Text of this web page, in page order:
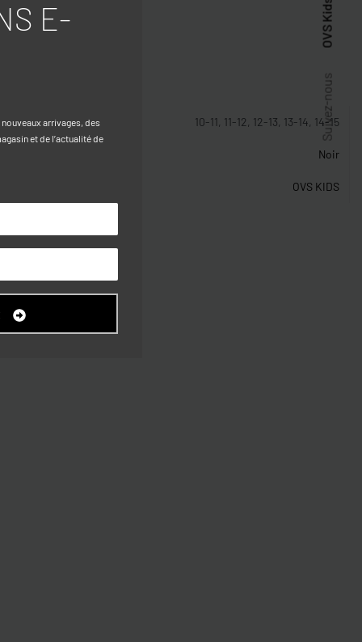
10-11, 11-12, 12-13, 13-14, 14-15
Noir
OVS KIDS
Suivez-nous
OVS Kids
E-
arrivages, des
et de l’actualité de